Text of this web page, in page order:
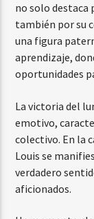
no solo destaca
también por su
una figura
aprendizaje,
oportunidades
La victoria del
emotivo,
colectivo. En la
Louis se
verdadero
aficionados.